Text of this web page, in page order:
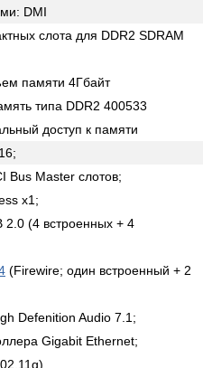
DMI
слота для DDR2 SDRAM
памяти 4Гбайт
типа DDR2 400533
доступ к памяти
Bus Master слотов;
x1;
2.0 (4 встроенных + 4
(Firewire; один встроенный + 2
Defenition Audio 7.1;
Gigabit Ethernet;